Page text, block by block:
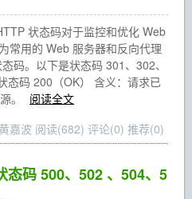
状态码对于监控和优化 Web
常用的 Web 服务器和反向代理
码。以下是状态码 301、302、
态码 200（OK） 含义：请求已
。
阅读全文
嘉波 阅读(682) 评论(0) 推荐(0)
码 500、502 、504、5